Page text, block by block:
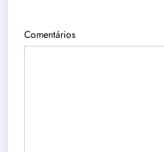
Comentários